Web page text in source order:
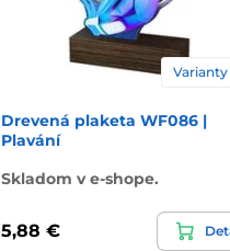
Varianty
Drevená plaketa WF086 |
Plavání
Skladom v e-shope.
5,88 €